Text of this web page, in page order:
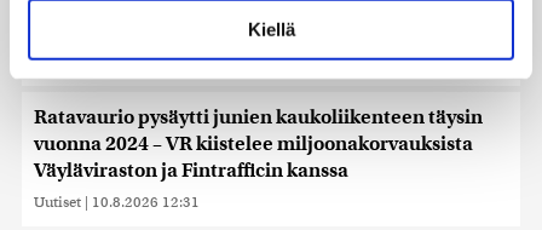
suostumustasi tai peruuttaa sen milloin vain
evästeilmoituksessa.
Käytämme evästeitä tarjoamamme sisällön ja mainosten
räätälöimiseen, sosiaalisen median ominaisuuksien
tukemiseen ja kävijämäärämme analysoimiseen. Lisäksi
jaamme sosiaalisen median, mainosalan ja analytiikka-
alan kumppaneillemme tietoja siitä, miten käytät
Kiellä
Suomen kansalainen pyrki luvattomasti Venäjälle
Uutiset | 10.8.2026 12:41
Ratavaurio pysäytti junien kaukoliikenteen täysin
vuonna 2024 – VR kiistelee miljoonakorvauksista
Väyläviraston ja Fintrafficin kanssa
Uutiset | 10.8.2026 12:31